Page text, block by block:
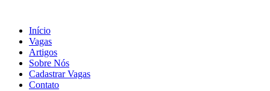
Início
Vagas
Artigos
Sobre Nós
Cadastrar Vagas
Contato